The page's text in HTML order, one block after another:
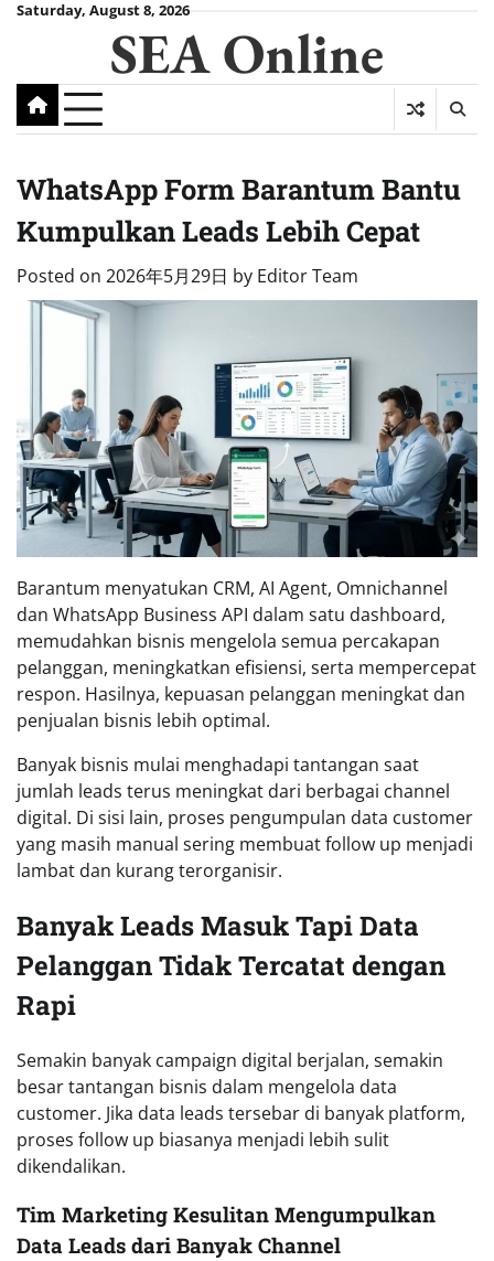
SkipSaturday, August 8, 2026
SEA Online
WhatsApp Form Barantum Bantu
Kumpulkan Leads Lebih Cepat
Posted on 2026年5月29日 by Editor Team
Barantum menyatukan CRM, AI Agent, Omnichannel
dan WhatsApp Business API dalam satu dashboard,
memudahkan bisnis mengelola semua percakapan
pelanggan, meningkatkan efisiensi, serta mempercepat
respon. Hasilnya, kepuasan pelanggan meningkat dan
penjualan bisnis lebih optimal.
Banyak bisnis mulai menghadapi tantangan saat
jumlah leads terus meningkat dari berbagai channel
digital. Di sisi lain, proses pengumpulan data customer
yang masih manual sering membuat follow up menjadi
lambat dan kurang terorganisir.
Banyak Leads Masuk Tapi Data
Pelanggan Tidak Tercatat dengan
Rapi
Semakin banyak campaign digital berjalan, semakin
besar tantangan bisnis dalam mengelola data
customer. Jika data leads tersebar di banyak platform,
proses follow up biasanya menjadi lebih sulit
dikendalikan.
Tim Marketing Kesulitan Mengumpulkan
Data Leads dari Banyak Channel